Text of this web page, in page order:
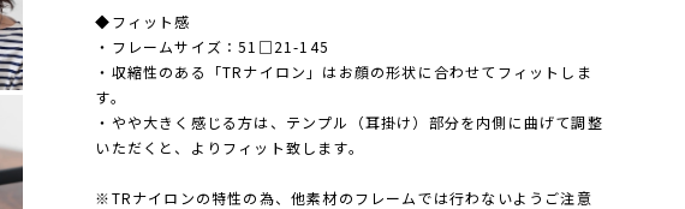
◆フィット感
・フレームサイズ：51□21-145
・収縮性のある「TRナイロン」はお顔の形状に合わせてフィットしま
す。
・やや大きく感じる方は、テンプル（耳掛け）部分を内側に曲げて調整
いただくと、よりフィット致します。
※TRナイロンの特性の為、他素材のフレームでは行わないようご注意